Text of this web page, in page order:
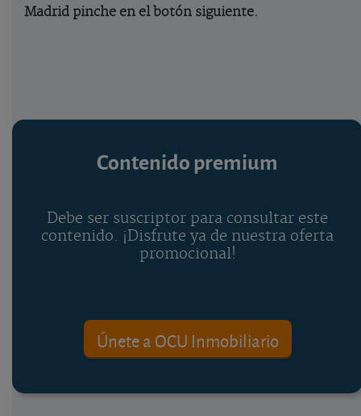
Madrid pinche en el botón siguiente.
Contenido premium
Debe ser suscriptor para consultar este
contenido. ¡Disfrute ya de nuestra oferta
promocional!
Únete a OCU Inmobiliario